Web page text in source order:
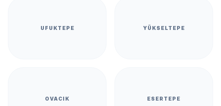
UFUKTEPE YÜKSELTEPE
OVACIK ESERTEPE